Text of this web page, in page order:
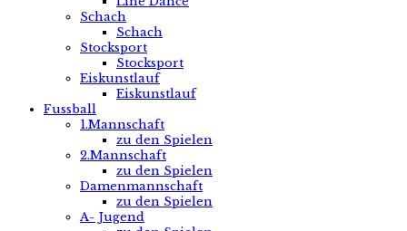
Schach
Schach
Stocksport
Stocksport
Eiskunstlauf
Eiskunstlauf
Fussball
1.Mannschaft
zu den Spielen
2.Mannschaft
zu den Spielen
Damenmannschaft
zu den Spielen
A- Jugend